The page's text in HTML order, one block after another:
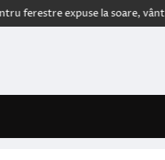
expuse la soare, vânt și zgomot